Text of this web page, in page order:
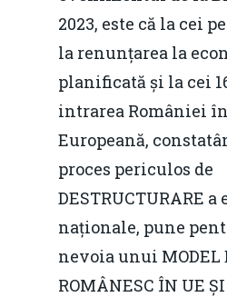
2023, este că la cei
la renunțarea la
planificată și la cei
intrarea României
Europeană,
proces periculos de
DESTRUCTURARE
naționale, pune
nevoia unui MODEL
ROMÂNESC ÎN UE